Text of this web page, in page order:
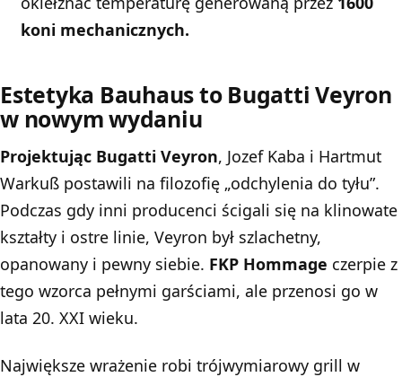
koni mechanicznych.
Estetyka Bauhaus to Bugatti Veyron
w nowym wydaniu
Projektując Bugatti Veyron, Jozef Kaba i Hartmut
Warkuß postawili na filozofię „odchylenia do tyłu”.
Podczas gdy inni producenci ścigali się na klinowate
kształty i ostre linie, Veyron był szlachetny,
opanowany i pewny siebie. FKP Hommage czerpie z
tego wzorca pełnymi garściami, ale przenosi go w
lata 20. XXI wieku.
Największe wrażenie robi trójwymiarowy grill w